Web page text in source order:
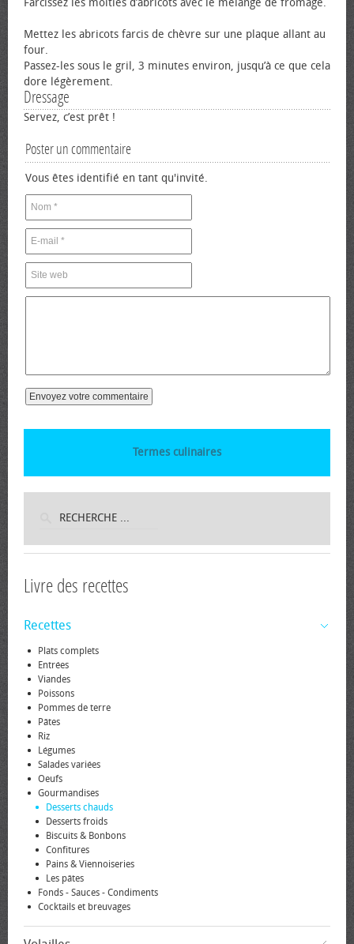
Farcissez les moitiés d’abricots avec le mélange de fromage.
Mettez les abricots farcis de chèvre sur une plaque allant au
four.
Passez-les sous le gril, 3 minutes environ, jusqu’à ce que cela
dore légèrement.
Dressage
Servez, c’est prêt !
Poster un commentaire
Vous êtes identifié en tant qu'invité.
Termes culinaires
Livre des recettes
Recettes
Plats complets
Entrées
Viandes
Poissons
Pommes de terre
Pâtes
Riz
Légumes
Salades variées
Oeufs
Gourmandises
Desserts chauds
Desserts froids
Biscuits & Bonbons
Confitures
Pains & Viennoiseries
Les pâtes
Fonds - Sauces - Condiments
Cocktails et breuvages